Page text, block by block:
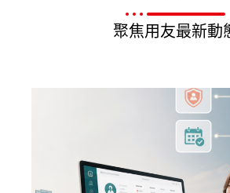
聚焦用友最新動